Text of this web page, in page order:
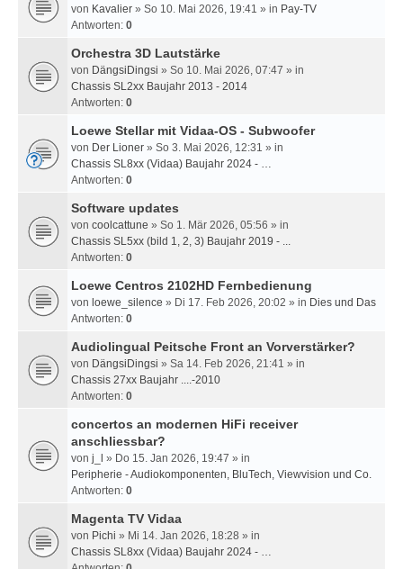
von Kavalier » So 10. Mai 2026, 19:41 » in Pay-TV
Antworten: 0
Orchestra 3D Lautstärke
von DängsiDingsi » So 10. Mai 2026, 07:47 » in
Chassis SL2xx Baujahr 2013 - 2014
Antworten: 0
Loewe Stellar mit Vidaa-OS - Subwoofer
von Der Lioner » So 3. Mai 2026, 12:31 » in
Chassis SL8xx (Vidaa) Baujahr 2024 - …
Antworten: 0
Software updates
von coolcattune » So 1. Mär 2026, 05:56 » in
Chassis SL5xx (bild 1, 2, 3) Baujahr 2019 - ...
Antworten: 0
Loewe Centros 2102HD Fernbedienung
von loewe_silence » Di 17. Feb 2026, 20:02 » in Dies und Das
Antworten: 0
Audiolingual Peitsche Front an Vorverstärker?
von DängsiDingsi » Sa 14. Feb 2026, 21:41 » in
Chassis 27xx Baujahr ....-2010
Antworten: 0
concertos an modernen HiFi receiver
anschliessbar?
von j_l
» Do 15. Jan 2026, 19:47 » in
Peripherie - Audiokomponenten, BluTech, Viewvision und Co.
Antworten: 0
Magenta TV Vidaa
von Pichi » Mi 14. Jan 2026, 18:28 » in
Chassis SL8xx (Vidaa) Baujahr 2024 - …